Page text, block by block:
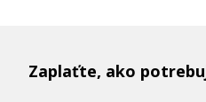
Zaplaťte, ako